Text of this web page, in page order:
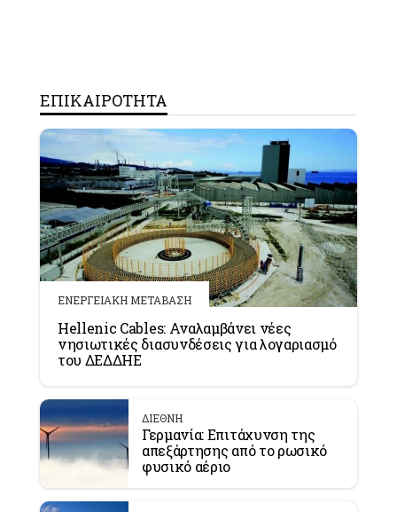
ΕΠΙΚΑΙΡΟΤΗΤΑ
ΕΝΕΡΓΕΙΑΚΗ ΜΕΤΑΒΑΣΗ
Hellenic Cables: Αναλαμβάνει νέες
νησιωτικές διασυνδέσεις για λογαριασμό
του ΔΕΔΔΗΕ
ΔΙΕΘΝΗ
Γερμανία: Επιτάχυνση της
απεξάρτησης από το ρωσικό
φυσικό αέριο